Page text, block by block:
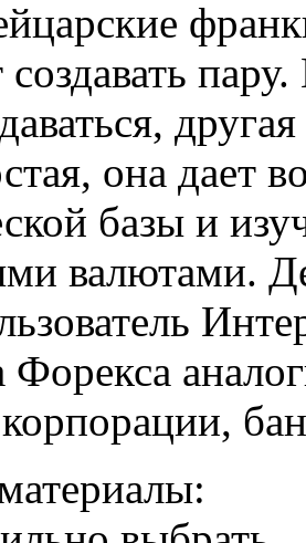
она дает
базы и
валютами.
Форекса